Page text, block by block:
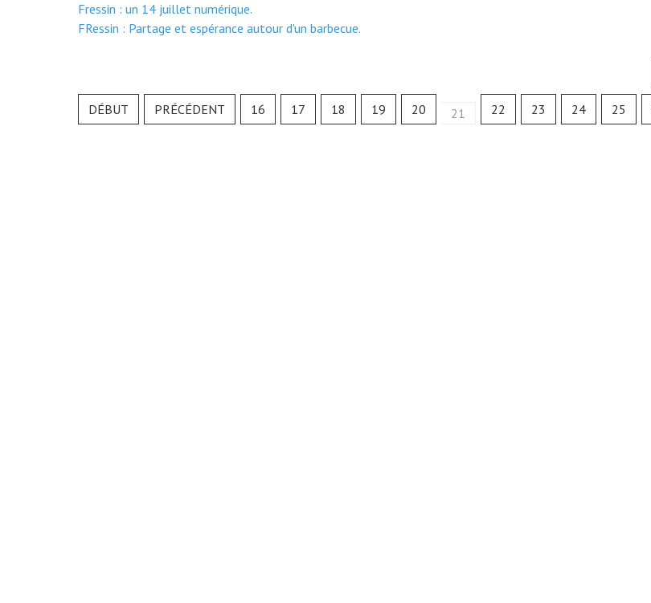
Fressin : un 14 juillet numérique.
FRessin : Partage et espérance autour d'un barbecue.
DÉBUT PRÉCÉDENT 16 17 18 19 20 21 22 23 24 25